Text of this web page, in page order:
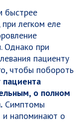
быстрее
легком еле
Однако при
пациенту
чтобы побороть
о полном
Симптомы
и напоминают о